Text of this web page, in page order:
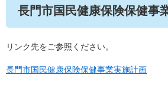
長門市国民健康保険保健事
リンク先をご参照ください。
長門市国民健康保険保健事業実施計画